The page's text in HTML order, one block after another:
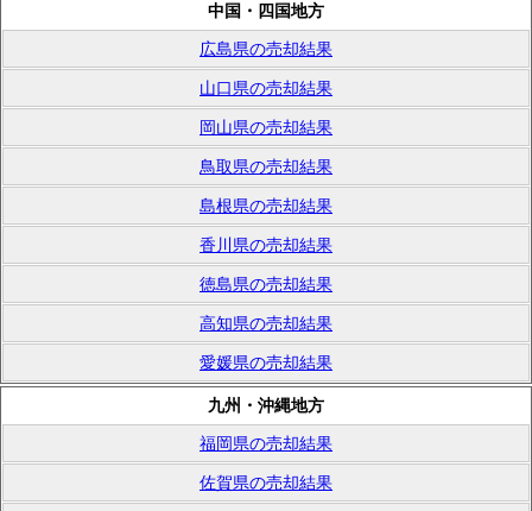
中国・四国地方
広島県の売却結果
山口県の売却結果
岡山県の売却結果
鳥取県の売却結果
島根県の売却結果
香川県の売却結果
徳島県の売却結果
高知県の売却結果
愛媛県の売却結果
九州・沖縄地方
福岡県の売却結果
佐賀県の売却結果